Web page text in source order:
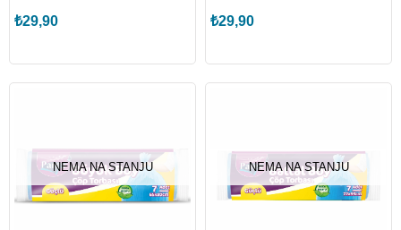
₺29,90 ₺29,90
NEMA NA STANJU NEMA NA STANJU